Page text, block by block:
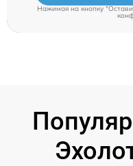
Нажимая на кнопку